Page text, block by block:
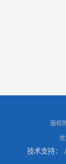
版权
技术支持：